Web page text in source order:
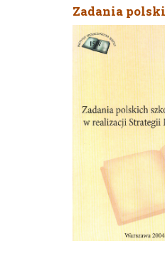
Zadania